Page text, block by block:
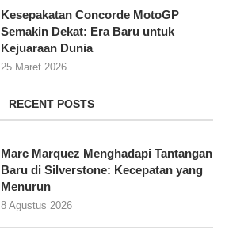
Kesepakatan Concorde MotoGP
Semakin Dekat: Era Baru untuk
Kejuaraan Dunia
25 Maret 2026
RECENT POSTS
Marc Marquez Menghadapi Tantangan
Baru di Silverstone: Kecepatan yang
Menurun
8 Agustus 2026